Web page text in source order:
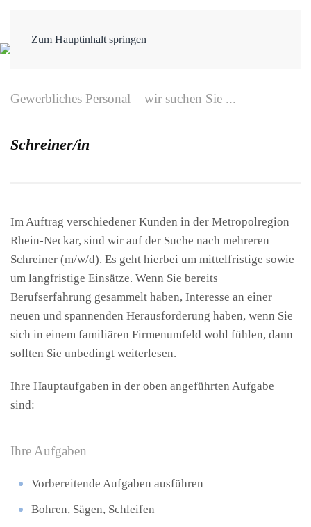
Zum Hauptinhalt springen
Gewerbliches Personal – wir suchen Sie ...
Schreiner/in
Im Auftrag verschiedener Kunden in der Metropolregion
Rhein-Neckar, sind wir auf der Suche nach mehreren
Schreiner (m/w/d). Es geht hierbei um mittelfristige sowie
um langfristige Einsätze. Wenn Sie bereits
Berufserfahrung gesammelt haben, Interesse an einer
neuen und spannenden Herausforderung haben, wenn Sie
sich in einem familiären Firmenumfeld wohl fühlen, dann
sollten Sie unbedingt weiterlesen.
Ihre Hauptaufgaben in der oben angeführten Aufgabe
sind:
Ihre Aufgaben
Vorbereitende Aufgaben ausführen
Bohren, Sägen, Schleifen